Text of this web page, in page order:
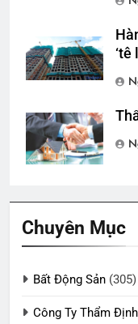
‘tê
Chuyên Mục
Bất Động Sản (305)
Công Ty Thẩm